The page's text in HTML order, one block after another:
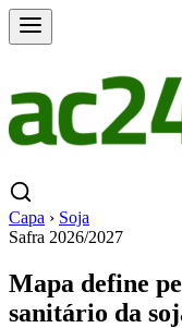
Capa › Soja
Safra 2026/2027
Mapa define
sanitário da